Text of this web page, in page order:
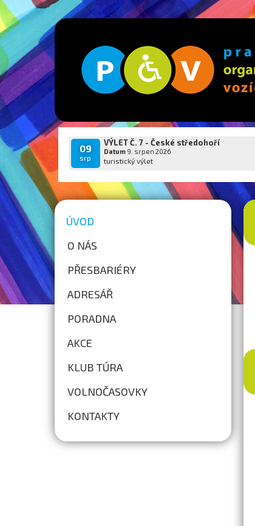
09
srp
VÝLET Č. 7 - České středohoří
Datum9. srpen 2026
turistický výlet
ÚVOD
O NÁS
PŘESBARIÉRY
ADRESÁŘ
PORADNA
AKCE
KLUB TÚRA
VOLNOČASOVKY
KONTAKTY